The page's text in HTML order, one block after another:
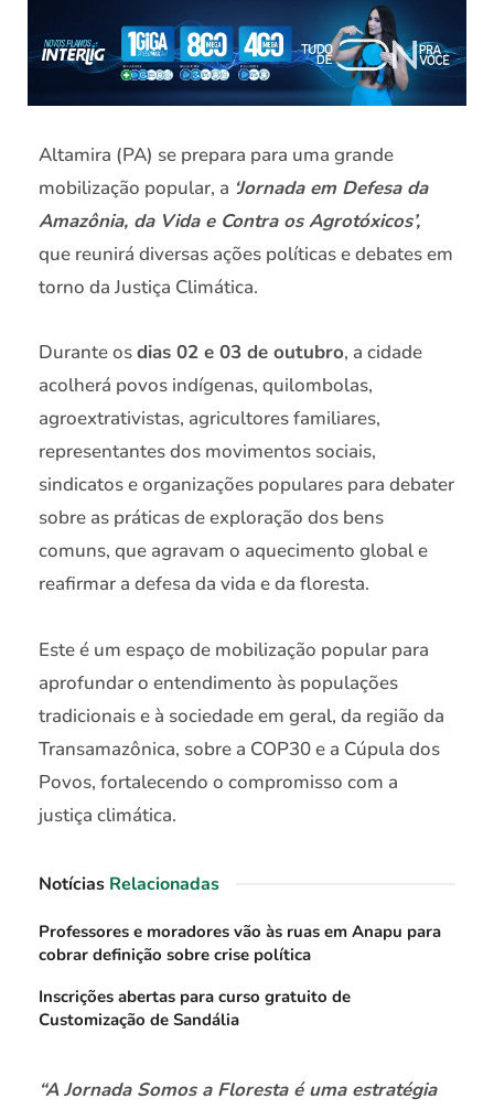
Altamira (PA) se prepara para uma grande
mobilização popular, a ‘Jornada em Defesa da
Amazônia, da Vida e Contra os Agrotóxicos’,
que reunirá diversas ações políticas e debates em
torno da Justiça Climática.
Durante osdias 02 e 03 de outubro, a cidade
acolherá povos indígenas, quilombolas,
agroextrativistas, agricultores familiares,
representantes dos movimentos sociais,
sindicatos e organizações populares para debater
sobre as práticas de exploração dos bens
comuns, que agravam o aquecimento global e
reafirmar a defesa da vida e da floresta.
Este é um espaço de mobilização popular para
aprofundar o entendimento às populações
tradicionais e à sociedade em geral, da região da
Transamazônica, sobre a COP30 e a Cúpula dos
Povos, fortalecendo o compromisso com a
justiça climática.
Notícias Relacionadas
Professores e moradores vão às ruas em Anapu para
cobrar definição sobre crise política
Inscrições abertas para curso gratuito de
Customização de Sandália
“A Jornada Somos a Floresta é uma estratégia